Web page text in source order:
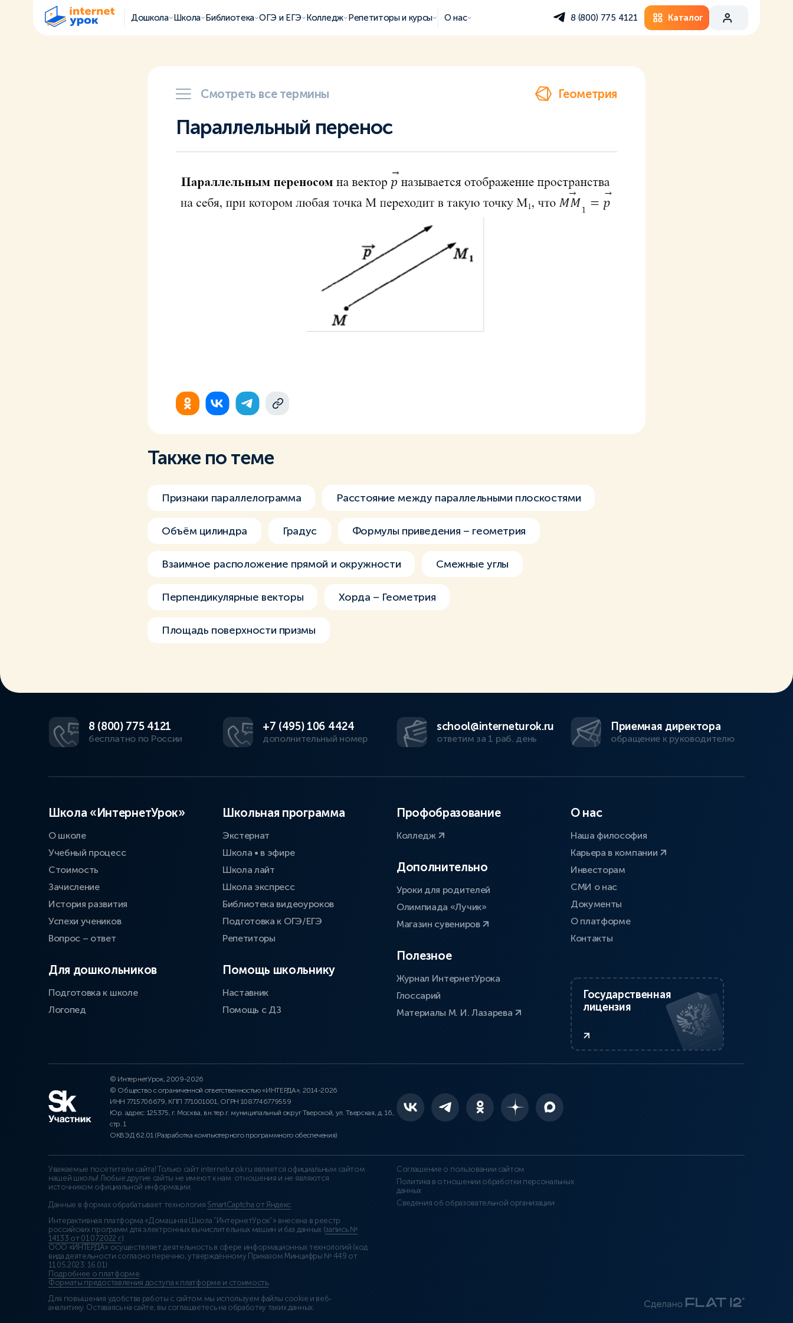
Дошкола Школа Библиотека ОГЭ и ЕГЭ Колледж Репетиторы и курсы О нас 8 (800) 775 4121 Каталог
Смотреть все термины Геометрия
Параллельный перенос
Также по теме
Признаки параллелограмма Расстояние между параллельными плоскостями
Объём цилиндра Градус Формулы приведения – геометрия
Взаимное расположение прямой и окружности Смежные углы
Перпендикулярные векторы Хорда – Геометрия
Площадь поверхности призмы
8 (800) 775 4121
бесплатно по России
+7 (495) 106 4424
дополнительный номер
school@interneturok.ru
ответим за 1 раб. день
Приемная директора
обращение к руководителю
Школа «ИнтернетУрок»
О школе
Учебный процесс
Стоимость
Зачисление
История развития
Успехи учеников
Вопрос – ответ
Для дошкольников
Подготовка к школе
Логопед
Школьная программа
Экстернат
Школа • в эфире
Школа лайт
Школа экспресс
Библиотека видеоуроков
Подготовка к ОГЭ/ЕГЭ
Репетиторы
Помощь школьнику
Наставник
Помощь с ДЗ
Профобразование
Колледж
Дополнительно
Уроки для родителей
Олимпиада «Лучик»
Магазин сувениров
Полезное
Журнал ИнтернетУрока
Глоссарий
Материалы М. И. Лазарева
О нас
Наша философия
Карьера в компании
Инвесторам
СМИ о нас
Документы
О платформе
Контакты
Государственная
лицензия
© ИнтернетУрок, 2009-2026
© Общество с ограниченной ответственностью «ИНТЕРДА», 2014-2026
ИНН 7715706679, КПП 771001001, ОГРН 1087746779559
Юр. адрес: 125375, г. Москва, вн.тер.г. муниципальный округ Тверской, ул. Тверская, д. 16,
стр. 1
ОКВЭД 62.01 (Разработка компьютерного программного обеспечения)
Уважаемые посетители сайта! Только сайт interneturok.ru является официальным сайтом
нашей школы! Любые другие сайты не имеют к нам отношения и не являются
источником официальной информации.
Данные в формах обрабатывает технология SmartCaptcha от Яндекс
Интерактивная платформа «Домашняя Школа “ИнтернетУрок”» внесена в реестр
российских программ для электронных вычислительных машин и баз данных (запись №
14133 от 01.07.2022 г.).
ООО «ИНТЕРДА» осуществляет деятельность в сфере информационных технологий (код
вида деятельности согласно перечню, утверждённому Приказом Минцифры № 449 от
11.05.2023: 16.01)
Подробнее о платформе.
Форматы предоставления доступа к платформе и стоимость.
Для повышения удобства работы с сайтом мы используем файлы cookie и веб-
аналитику. Оставаясь на сайте, вы соглашаетесь на обработку таких данных.
Соглашение о пользовании сайтом
Политика в отношении обработки персональных
данных
Сведения об образовательной организации